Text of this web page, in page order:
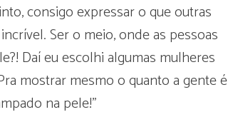
consigo expressar o que outras
Ser o meio, onde as pessoas
Daí eu escolhi algumas mulheres
mostrar mesmo o quanto a gente é
na pele!”